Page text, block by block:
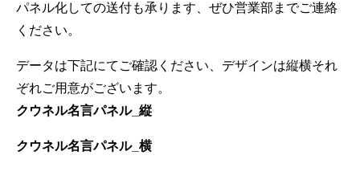
パネル化しての送付も承ります、ぜひ営業部までご連絡
ください。
データは下記にてご確認ください、デザインは縦横それ
ぞれご用意がございます。
クウネル名言パネル_縦
クウネル名言パネル_横